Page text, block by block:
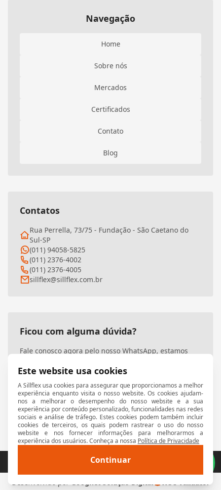
Este website usa cookies
A Sillflex usa cookies para assegurar que proporcionamos a melhor
experiência enquanto visita o nosso website. Os cookies ajudam-
nos a melhorar o desempenho do nosso website e a sua
experiência por conteúdo personalizado, funcionalidades nas redes
sociais e análise de tráfego. Estes cookies podem também incluir
cookies de terceiros, os quais podem rastrear o uso do nosso
website e nos fornecer informações para melhorarmos a
experiência dos usuários. Conheça a nossa Política de Privacidade
Continuar
Navegação
Home
Sobre nós
Mercados
Certificados
Contato
Blog
Contatos
Rua Perrella, 73/75 - Fundação - São Caetano do
Sul-SP
(011) 94058-5825
(011) 2376-4002
(011) 2376-4005
sillflex@sillflex.com.br
Ficou com alguma dúvida?
Fale conosco agora pelo nosso WhatsApp, estamos
Entre em contato
© 2026 Sillflex. Todos os direitos reservados.